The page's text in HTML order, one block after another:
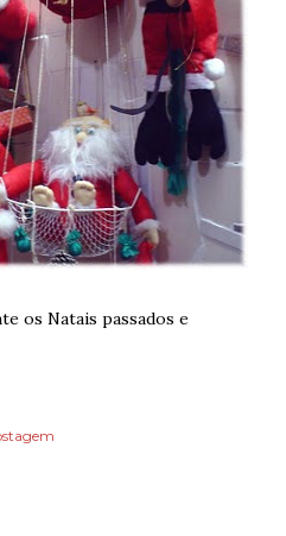
os Natais passados e